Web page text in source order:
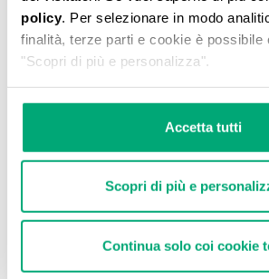
policy. Per selezionare in modo
finalità, terze parti e cookie è possibile
"Scopri di più e personalizza".
Accetta tutti
Scopri di più e
Continua solo coi cookie
BERRETTO DA BASEBALL UOMO